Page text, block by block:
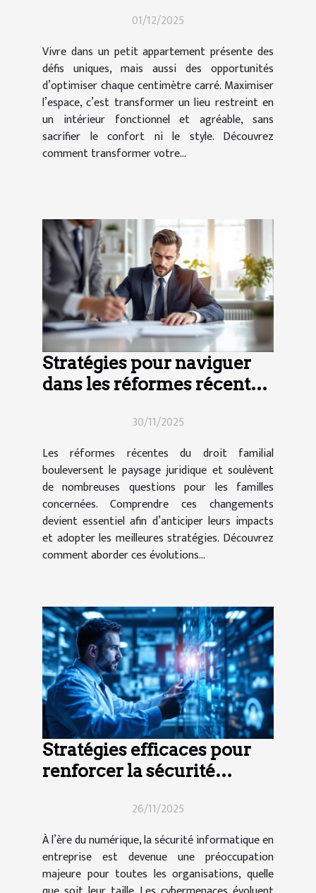
01/12/2025
Vivre dans un petit appartement présente des
défis uniques, mais aussi des opportunités
d’optimiser chaque centimètre carré. Maximiser
l’espace, c’est transformer un lieu restreint en
un intérieur fonctionnel et agréable, sans
sacrifier le confort ni le style. Découvrez
comment transformer votre...
Stratégies pour naviguer
dans les réformes récentes
30/11/2025
Les réformes récentes du droit familial
bouleversent le paysage juridique et soulèvent
de nombreuses questions pour les familles
concernées. Comprendre ces changements
devient essentiel afin d’anticiper leurs impacts
et adopter les meilleures stratégies. Découvrez
comment aborder ces évolutions...
Stratégies efficaces pour
renforcer la sécurité
26/11/2025
À l’ère du numérique, la sécurité informatique en
entreprise est devenue une préoccupation
majeure pour toutes les organisations, quelle